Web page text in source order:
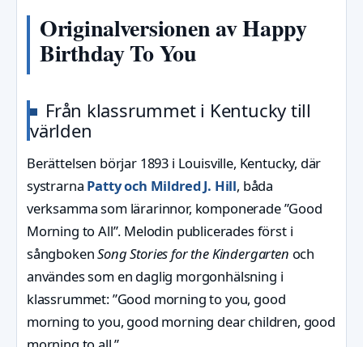
Originalversionen av Happy
Birthday To You
Från klassrummet i Kentucky till
världen
Berättelsen börjar 1893 i Louisville, Kentucky, där
systrarna Patty och Mildred J. Hill, båda
verksamma som lärarinnor, komponerade ”Good
Morning to All”. Melodin publicerades först i
sångbokenSong Stories for the Kindergarten och
användes som en daglig morgonhälsning i
klassrummet: ”Good morning to you, good
morning to you, good morning dear children, good